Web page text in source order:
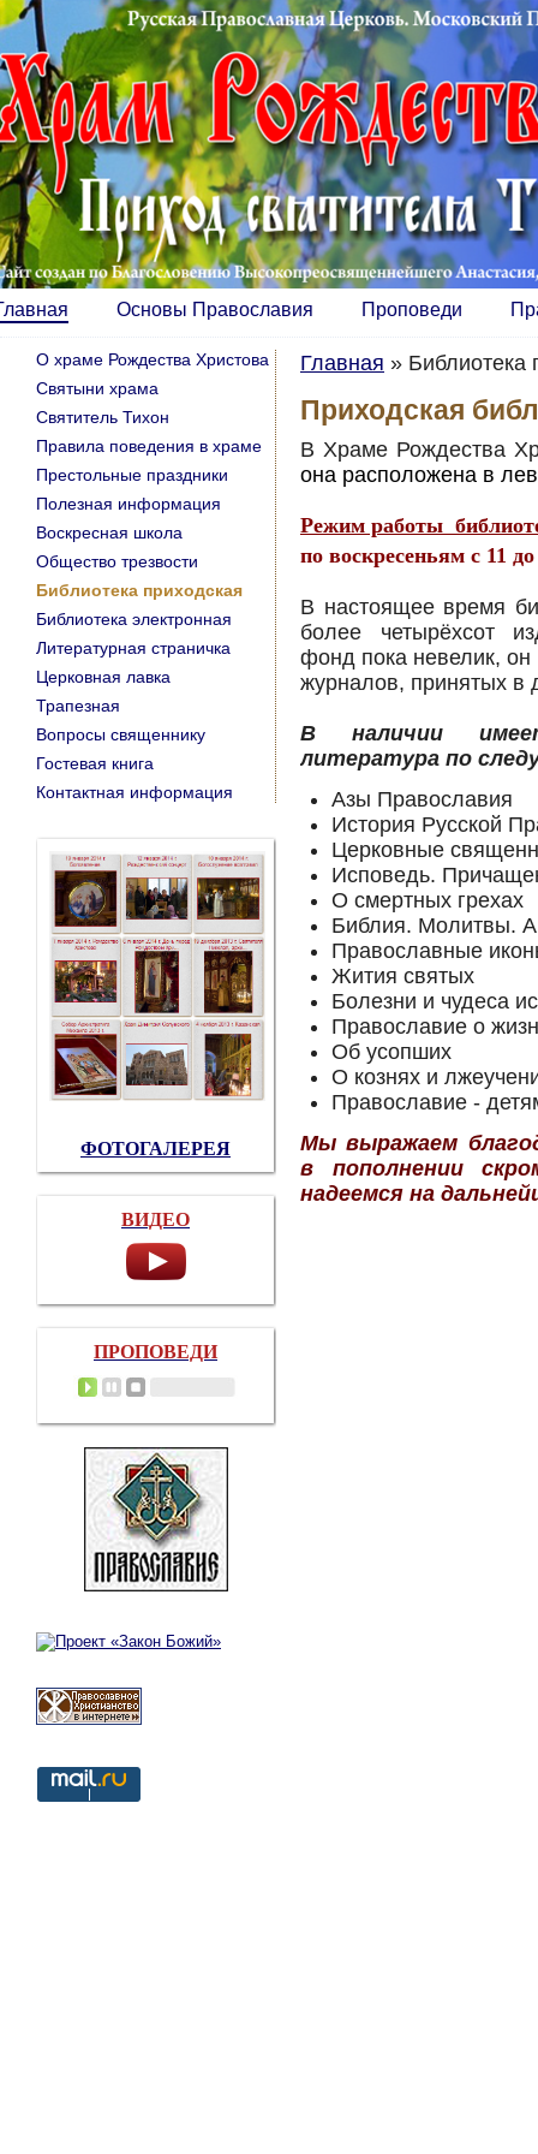
Основы Православия Проповеди
Главная » Библиотека
Приходская
В Храме Рождества
она расположена в
Режим работы
по воскресеньям с 11
В настоящее время
более четырёхсот
фонд пока невелик, он
журналов, принятых в
В наличии
литература по
Азы Православия
История Русской
Церковные
Исповедь.
О смертных грехах
Библия. Молитвы.
Православные
Жития святых
Болезни и чудеса
Православие о
Об усопших
О кознях и
Православие -
Мывыражаем
в пополнении
надеемся на
О храме Рождества Христова
Святыни храма
Святитель Тихон
Правила поведения в храме
Престольные праздники
Полезная информация
Воскресная школа
Общество трезвости
Библиотека приходская
Библиотека электронная
Литературная страничка
Церковная лавка
Трапезная
Вопросы священнику
Гостевая книга
Контактная информация
ФОТОГАЛЕРЕЯ
ВИДЕО
ПРОПОВЕДИ